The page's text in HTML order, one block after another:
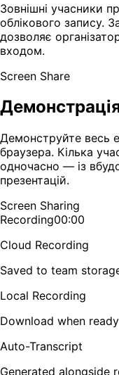
Зовнішні учасники
облікового запису.
дозволяє
входом.
Screen Share
Демонструйте весь
браузера. Кілька
одночасно — із
презентацій.
Screen Sharing
Recording00:00
Cloud Recording
Saved to team
Local Recording
Download when ready
Auto-Transcript
Generated alongside